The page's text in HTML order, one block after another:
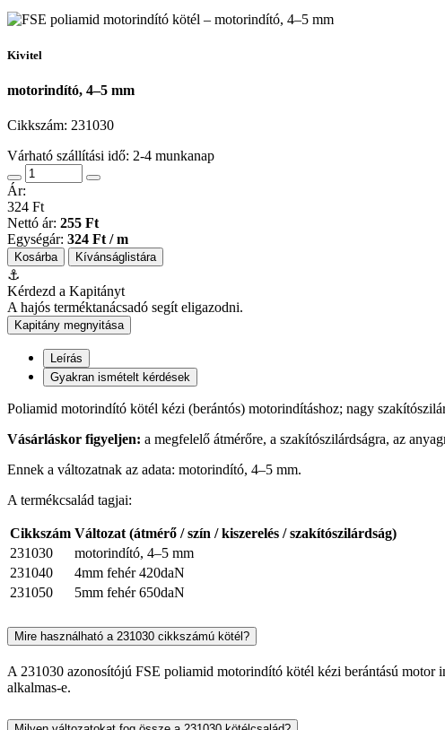
Kivitel
motorindító, 4–5 mm
Cikkszám: 231030
Várható szállítási idő: 2-4 munkanap
Ár:
324 Ft
Nettó ár: 255 Ft
Egységár: 324 Ft / m
Kosárba Kívánságlistára
⚓
Kérdezd a Kapitányt
A hajós terméktanácsadó segít eligazodni.
Kapitány megnyitása
Leírás
Gyakran ismételt kérdések
Poliamid motorindító kötél kézi (berántós) motorindításhoz; nagy
Vásárláskor figyeljen: a megfelelő átmérőre, a szakítószilárdságra, az
Ennek a változatnak az adata: motorindító, 4–5 mm.
A termékcsalád tagjai:
Cikkszám Változat (átmérő / szín / kiszerelés / szakítószilárdság)
231030
motorindító, 4–5 mm
231040
4mm fehér 420daN
231050
5mm fehér 650daN
Mire használható a 231030 cikkszámú kötél?
A 231030 azonosítójú FSE poliamid motorindító kötél kézi berántású motor
alkalmas-e.